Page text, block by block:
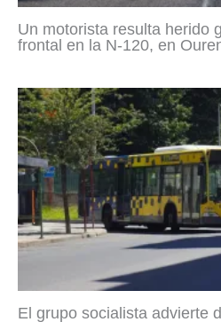
Un motorista resulta herido
frontal en la N-120, en
El grupo socialista advierte